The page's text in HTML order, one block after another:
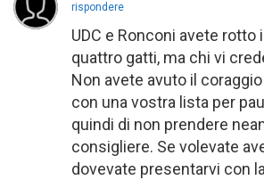
rispondere
UDC e Ronconi avete rotto
quattro gatti, ma chi vi
Non avete avuto il
con una vostra lista per
quindi di non prendere
consigliere. Se volevate
dovevate presentarvi con